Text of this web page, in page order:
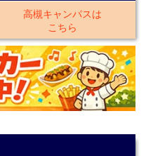
高槻キャンパスは
こちら